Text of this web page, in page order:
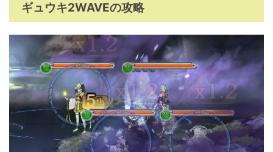
ギュウキ2WAVEの攻略